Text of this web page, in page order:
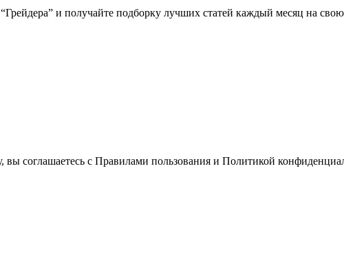
и получайте подборку лучших статей каждый месяц на
вы соглашаетесь с Правилами пользования и Политикой